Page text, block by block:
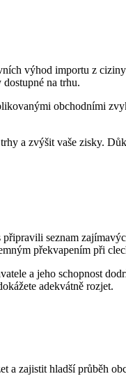
výhod importu z
na trhu.
obchodními
a zvýšit vaše zisky.
seznam
překvapením při
a jeho schopnost
adekvátně rozjet.
a zajistit hladší průběh